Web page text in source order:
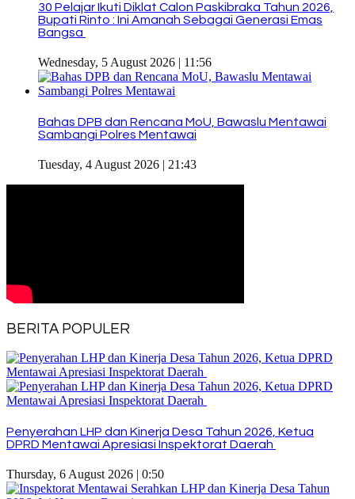
30 Pelajar Ikuti Diklat Calon Paskibraka Tahun 2026,
Bupati Rinto : Ini Amanah Sebagai Generasi Emas
Bangsa
Wednesday, 5 August 2026 | 11:56
Bahas DPB dan Rencana MoU, Bawaslu Mentawai
Sambangi Polres Mentawai
Tuesday, 4 August 2026 | 21:43
BERITA POPULER
Penyerahan LHP dan Kinerja Desa Tahun 2026, Ketua
DPRD Mentawai Apresiasi Inspektorat Daerah
Thursday, 6 August 2026 | 0:50